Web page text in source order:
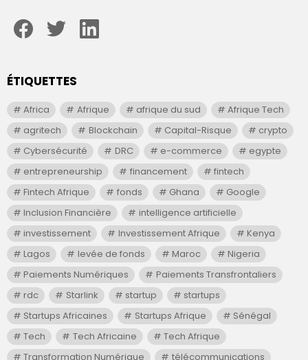
ÉTIQUETTES
Africa Afrique afrique du sud
Afrique Tech
agritech
Blockchain Capital-Risque
crypto
Cybersécurité
DRC e-commerce
egypte
entrepreneurship
financement
fintech
Fintech Afrique
fonds Ghana
Google
Inclusion Financière
intelligence artificielle
investissement
Investissement Afrique
Kenya
Lagos
levée de fonds Maroc
Nigeria
Paiements Numériques
Paiements Transfrontaliers
rdc
Starlink startup
startups
Startups Africaines
Startups Afrique
Sénégal
Tech
Tech Africaine
Tech Afrique
Transformation Numérique
télécommunications